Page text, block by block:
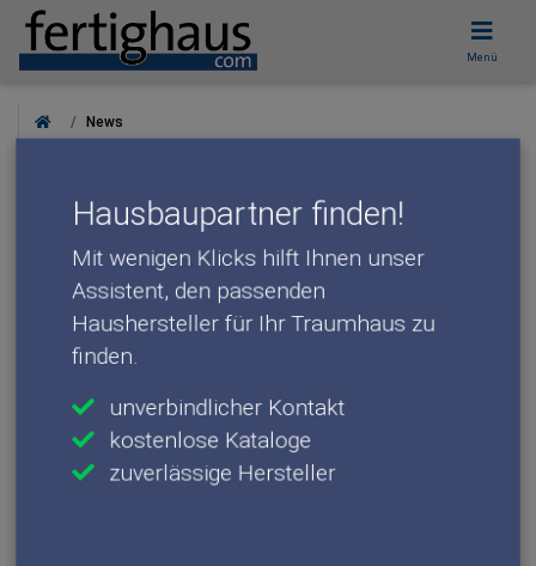
Mit wenigen Klicks hilft Ihnen unser
Haushersteller für Ihr Traumhaus zu
finden.
unverbindlicher Kontakt
kostenlose Kataloge
zuverlässige Hersteller
Jetzt den Assistenten starten!
Menü
News
Messdiener für Heimwerker und
Profis
Das Fertighaus steht, der Umzug ist gemeistert – nun
scheint dem gemütlichen Wohnen nichts mehr im Weg zu
stehen. Doch nach und nach werden erste Reparaturen und